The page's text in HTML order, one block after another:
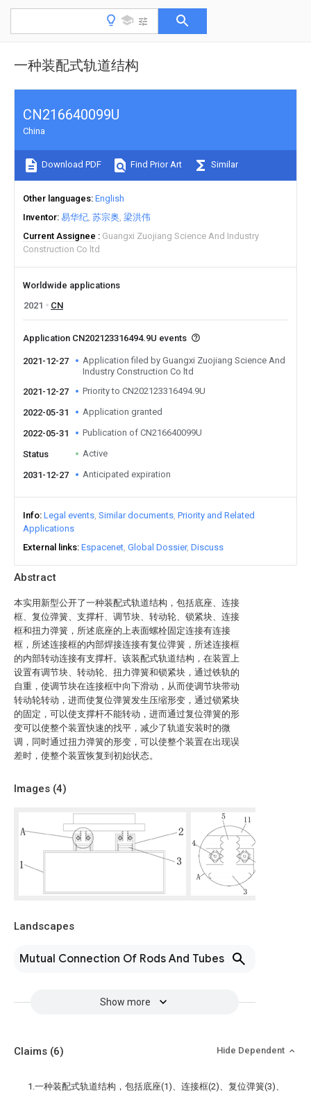
一种装配式轨道结构
Abstract
本实用新型公开了一种装配式轨道结构，包括底座、连接
框、复位弹簧、支撑杆、调节块、转动轮、锁紧块、连接
框和扭力弹簧，所述底座的上表面螺栓固定连接有连接
框，所述连接框的内部焊接连接有复位弹簧，所述连接框
的内部转动连接有支撑杆。该装配式轨道结构，在装置上
设置有调节块、转动轮、扭力弹簧和锁紧块，通过铁轨的
自重，使调节块在连接框中向下滑动，从而使调节块带动
转动轮转动，进而使复位弹簧发生压缩形变，通过锁紧块
的固定，可以使支撑杆不能转动，进而通过复位弹簧的形
变可以使整个装置快速的找平，减少了轨道安装时的微
调，同时通过扭力弹簧的形变，可以使整个装置在出现误
差时，使整个装置恢复到初始状态。
Images (4)
Landscapes
Mutual Connection Of Rods And Tubes
Show more
CN216640099U
China
Download PDF Find Prior Art Similar
Other languages English
Inventor 易华纪 苏宗奥 梁洪伟
Current Assignee
Guangxi Zuojiang Science And Industry
Construction Co ltd
Worldwide applications
2021
CN
Application CN202123316494.9U events
2021-12-27
Application filed by Guangxi Zuojiang Science And
Industry Construction Co ltd
2021-12-27
Priority to CN202123316494.9U
2022-05-31 Application granted
2022-05-31 Publication of CN216640099U
Status Active
2031-12-27 Anticipated expiration
Info Legal events Similar documents Priority and Related
Applications
External links Espacenet Global Dossier Discuss
Claims (6) Hide Dependent
1.一种装配式轨道结构，包括底座(1)、连接框(2)、复位弹簧(3)、